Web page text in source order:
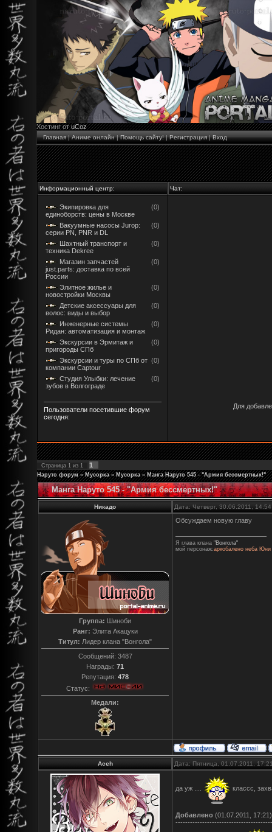
Хостинг отuCoz
Главная|Аниме онлайн|Помощь сайту!|Регистрация|Вход
Информационный центр: Чат:
Экипировка для
единоборств: цены в Москве
(0)
Вакуумные насосы Jurop:
серии PN, PNR и DL
(0)
Шахтный транспорт и
техника Dekree
(0)
Магазин запчастей
just.parts: доставка по всей
России
(0)
Элитное жилье и
новостройки Москвы
(0)
Детские аксессуары для
волос: виды и выбор
(0)
Инженерные системы
Ридан: автоматизация и монтаж
(0)
Экскурсии в Эрмитаж и
пригороды СПб
(0)
Экскурсии и туры по СПб от
компании Captour
(0)
Студия Улыбки: лечение
зубов в Волгограде
(0)
Пользователи посетившие форум
сегодня:
Для
Страница 1 из 1 1
Наруто форум » Мусорка » Мусорка » Манга Наруто 545 - "Армия бессмертных!"
Манга Наруто 545 - "Армия бессмертных!"
Никадо Дата: Четверг, 30.06.2011,
Группа: Шиноби
Ранг: Элита Акацуки
Титул: Лидер клана "Вонгола"
Сообщений: 3487
Награды: 71
Репутация: 478
Статус:
Медали:
Обсуждаем новую главу
Я глава клана "Вонгола"
мой персонаж:аркобалено неба Юни
Aceh Дата: Пятница, 01.07.2011,
да уж .... классс,
Добавлено (01.07.2011, 17:21)